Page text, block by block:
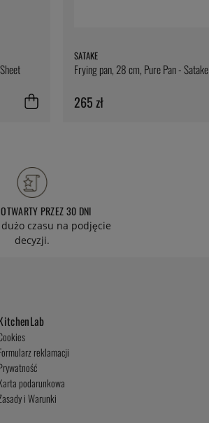
SATAKE
Frying pan, 28 cm, Pure Pan - Satake
265 zł
PRZEZ 30 DNI
czasu na podjęcie
decyzji.
reklamacji
podarunkowa
i Warunki